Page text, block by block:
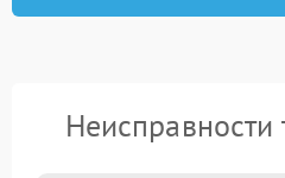
Неисправности